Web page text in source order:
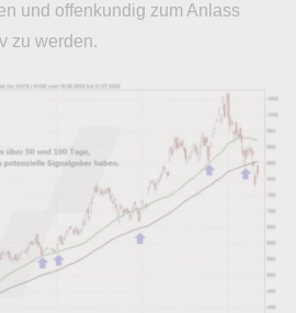
und offenkundig zum Anlass
zu werden.